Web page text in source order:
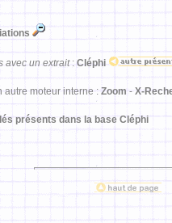
avec un extrait:Cléphi
autre moteur interne : Zoom - X-
présents dans la base Cléphi